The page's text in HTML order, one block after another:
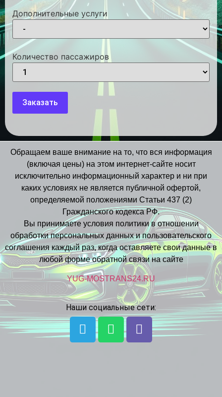
Дополнительные услуги
Количество пассажиров
Обращаем ваше внимание на то, что вся информация
(включая цены) на этом интернет-сайте носит
исключительно информационный характер и ни при
каких условиях не является публичной офертой,
определяемой положениями Статьи 437 (2)
Гражданского кодекса РФ.
Вы принимаете условия политики в отношении
обработки персональных данных и пользовательского
соглашения каждый раз, когда оставляете свои данные в
любой форме обратной связи на сайте
YUG-MOSTRANS24.RU
Наши социальные сети: